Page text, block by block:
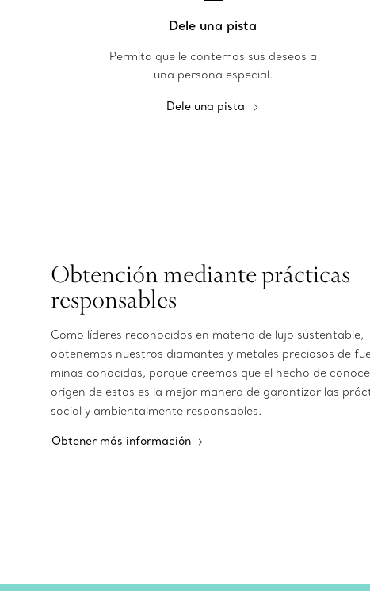
Dele una pista
Permita que le contemos sus deseos a
una persona especial.
Dele una pista
Obtención mediante prácticas
responsables
Como líderes reconocidos en materia de lujo sustentable,
obtenemos nuestros diamantes y metales preciosos de
minas conocidas, porque creemos que el hecho de
origen de estos es la mejor manera de garantizar las
social y ambientalmente responsables.
Obtener más información